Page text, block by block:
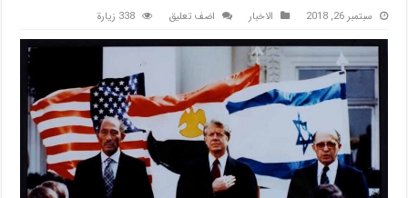
سبتمبر 26, 2018 الاخبار اضف تعليق 338 زيارة